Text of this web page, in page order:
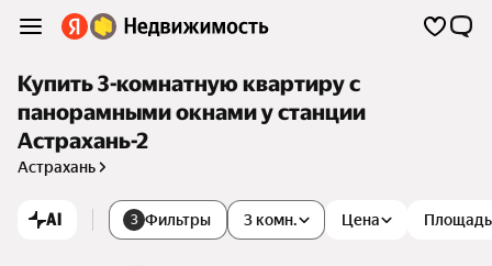
Купить 3-комнатную квартиру с
панорамными окнами у станции
Астрахань-2
Астрахань
AI 3 Фильтры 3 комн. Цена Площадь